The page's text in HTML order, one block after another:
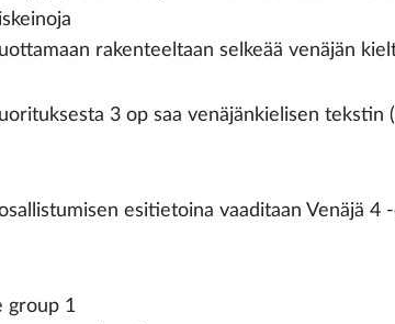
rakenteeltaan selkeää venäjän
3 op saa venäjänkielisen tekstin
esitietoina vaaditaan Venäjä
group 1